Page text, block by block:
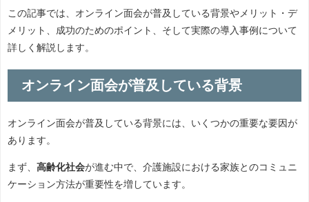
この記事では、オンライン面会が普及している背景やメリット・デ
メリット、成功のためのポイント、そして実際の導入事例について
詳しく解説します。
オンライン面会が普及している背景
オンライン面会が普及している背景には、いくつかの重要な要因が
あります。
まず、 高齢化社会が進む中で、介護施設における家族とのコミュニ
ケーション方法が重要性を増しています。